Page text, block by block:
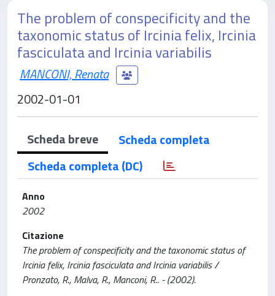
The problem of conspecificity and the
taxonomic status of Ircinia felix, Ircinia
fasciculata and Ircinia variabilis
MANCONI, Renata
2002-01-01
Scheda breve
Scheda completa
Scheda completa (DC)
Anno
2002
Citazione
The problem of conspecificity and the taxonomic status of
Ircinia felix, Ircinia fasciculata and Ircinia variabilis /
Pronzato, R., Malva, R., Manconi, R.. - (2002).